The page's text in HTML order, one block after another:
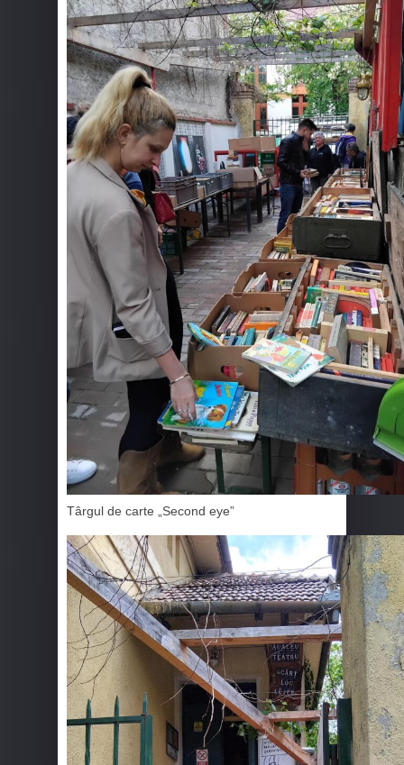
Târgul de carte „Second eye”